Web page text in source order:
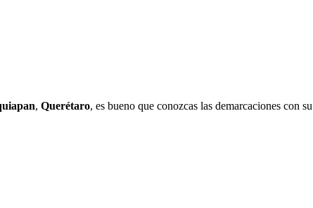
, Querétaro, es bueno que conozcas las demarcaciones con